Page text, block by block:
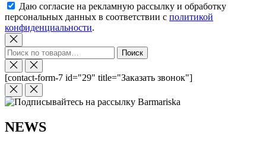
Даю согласие на рекламную рассылку и обработку
персональных данных в соответствии с политикой
конфиденциальности.
Искать: Поиск
[contact-form-7 id="29" title="Заказать звонок"]
NEWS